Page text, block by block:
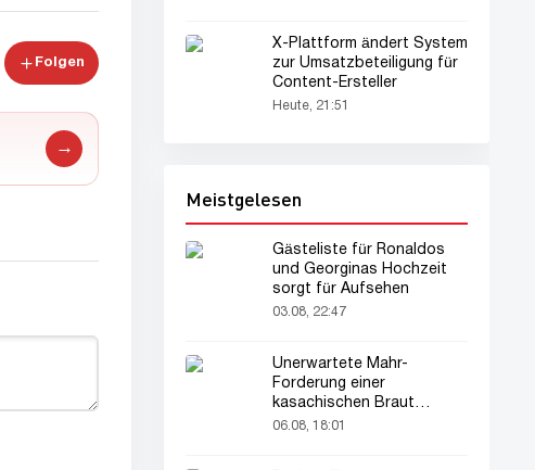
Folgen
→
X-Plattform ändert System
zur Umsatzbeteiligung für
Content-Ersteller
Heute, 21:51
Meistgelesen
Gästeliste für Ronaldos
und Georginas Hochzeit
sorgt für Aufsehen
03.08, 22:47
Unerwartete Mahr-
Forderung einer
kasachischen Braut
verblüfft alle
06.08, 18:01